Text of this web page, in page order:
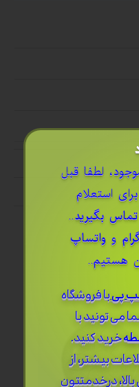
لطفا قبل
استعلام
تماس بگیرید..
و واتساپ
هستیم..
پیبا فروشگاه
می تونید با
خرید کنید.
بیشتر، از
درخدمتتون